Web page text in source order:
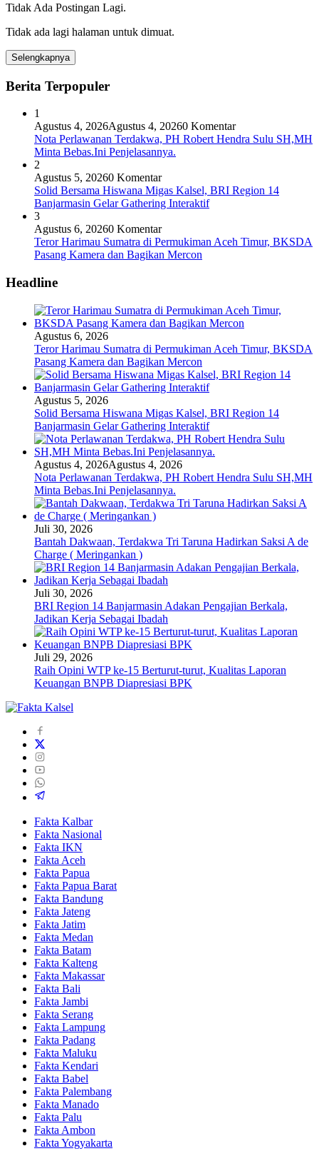
Tidak Ada Postingan Lagi.
Tidak ada lagi halaman untuk dimuat.
Selengkapnya
Berita Terpopuler
1
Agustus 4, 2026Agustus 4, 20260 Komentar
Nota Perlawanan Terdakwa, PH Robert Hendra Sulu SH,MH
Minta Bebas.Ini Penjelasannya.
2
Agustus 5, 20260 Komentar
Solid Bersama Hiswana Migas Kalsel, BRI Region 14
Banjarmasin Gelar Gathering Interaktif
3
Agustus 6, 20260 Komentar
Teror Harimau Sumatra di Permukiman Aceh Timur, BKSDA
Pasang Kamera dan Bagikan Mercon
Headline
Agustus 6, 2026
Teror Harimau Sumatra di Permukiman Aceh Timur, BKSDA
Pasang Kamera dan Bagikan Mercon
Agustus 5, 2026
Solid Bersama Hiswana Migas Kalsel, BRI Region 14
Banjarmasin Gelar Gathering Interaktif
Agustus 4, 2026Agustus 4, 2026
Nota Perlawanan Terdakwa, PH Robert Hendra Sulu SH,MH
Minta Bebas.Ini Penjelasannya.
Juli 30, 2026
Bantah Dakwaan, Terdakwa Tri Taruna Hadirkan Saksi A de
Charge ( Meringankan )
Juli 30, 2026
BRI Region 14 Banjarmasin Adakan Pengajian Berkala,
Jadikan Kerja Sebagai Ibadah
Juli 29, 2026
Raih Opini WTP ke-15 Berturut-turut, Kualitas Laporan
Keuangan BNPB Diapresiasi BPK
Fakta Kalbar
Fakta Nasional
Fakta IKN
Fakta Aceh
Fakta Papua
Fakta Papua Barat
Fakta Bandung
Fakta Jateng
Fakta Jatim
Fakta Medan
Fakta Batam
Fakta Kalteng
Fakta Makassar
Fakta Bali
Fakta Jambi
Fakta Serang
Fakta Lampung
Fakta Padang
Fakta Maluku
Fakta Kendari
Fakta Babel
Fakta Palembang
Fakta Manado
Fakta Palu
Fakta Ambon
Fakta Yogyakarta